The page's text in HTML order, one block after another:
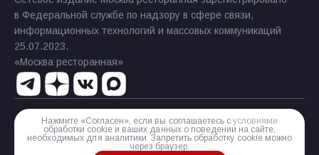
в Федеральной службе по надзору в сфере связи,
информационных технологий и массовых коммуникаций
25.07.2023.
«Москва ресторанная»
Реестровая запись Эл № ФС77−85 644 от 21 июля 2023 г.
Разработка сайта
Нажмите «Согласен», если вы соглашаетесь с условиями
обработки cookie и ваших данных о поведении на сайте,
необходимых для аналитики. Запретить обработку cookie можно
через браузер.